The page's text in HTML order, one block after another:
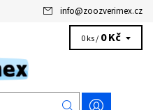
info@zoozverimex.cz
0 ks / 0 Kč